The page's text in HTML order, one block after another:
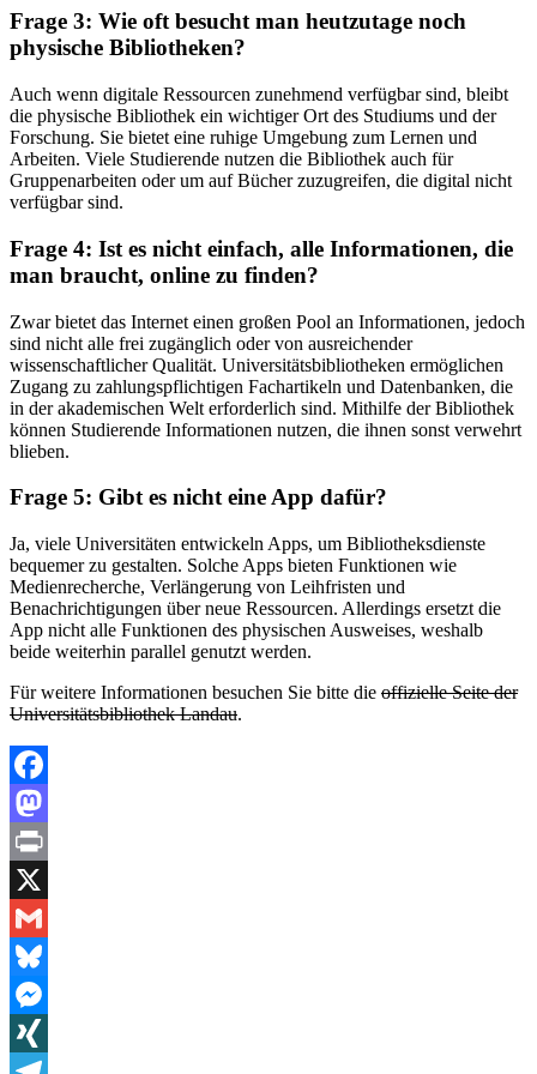
Frage 3: Wie oft besucht man heutzutage noch
physische Bibliotheken?
Auch wenn digitale Ressourcen zunehmend verfügbar sind, bleibt
die physische Bibliothek ein wichtiger Ort des Studiums und der
Forschung. Sie bietet eine ruhige Umgebung zum Lernen und
Arbeiten. Viele Studierende nutzen die Bibliothek auch für
Gruppenarbeiten oder um auf Bücher zuzugreifen, die digital nicht
verfügbar sind.
Frage 4: Ist es nicht einfach, alle Informationen, die
man braucht, online zu finden?
Zwar bietet das Internet einen großen Pool an Informationen, jedoch
sind nicht alle frei zugänglich oder von ausreichender
wissenschaftlicher Qualität. Universitätsbibliotheken ermöglichen
Zugang zu zahlungspflichtigen Fachartikeln und Datenbanken, die
in der akademischen Welt erforderlich sind. Mithilfe der Bibliothek
können Studierende Informationen nutzen, die ihnen sonst verwehrt
blieben.
Frage 5: Gibt es nicht eine App dafür?
Ja, viele Universitäten entwickeln Apps, um Bibliotheksdienste
bequemer zu gestalten. Solche Apps bieten Funktionen wie
Medienrecherche, Verlängerung von Leihfristen und
Benachrichtigungen über neue Ressourcen. Allerdings ersetzt die
App nicht alle Funktionen des physischen Ausweises, weshalb
beide weiterhin parallel genutzt werden.
Für weitere Informationen besuchen Sie bitte die offizielle Seite der
Universitätsbibliothek Landau.
Facebook
Mastodon
Print
X
Gmail
Bluesky
Messenger